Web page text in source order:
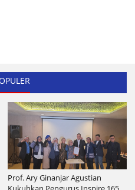
Prof. Ary Ginanjar Agustian